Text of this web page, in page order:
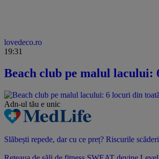
lovedeco.ro
19:31
Beach club pe malul
Adn-ul tău e unic
Slăbești repede, dar cu ce preț? Riscurile